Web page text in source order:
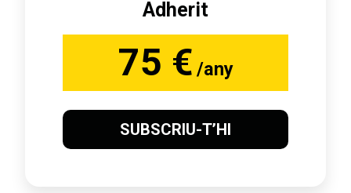
Adherit
75 € /any
SUBSCRIU-T’HI